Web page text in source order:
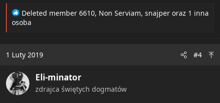
R
e
i
n
s
:
Deleted member 6610, Non Serviam, snajper oraz 1 inna
osoba
1 Luty 2019 #4
Eli-minator
zdrajca świętych dogmatów